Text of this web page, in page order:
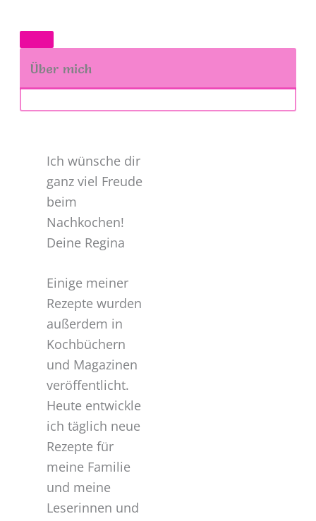
Über mich
Einige meiner
Rezepte wurden
außerdem in
Kochbüchern
und Magazinen
veröffentlicht.
Heute entwickle
ich täglich neue
Rezepte für
meine Familie
und meine
Leserinnen und
Ich wünsche dir
ganz viel Freude
beim
Nachkochen!
Deine Regina